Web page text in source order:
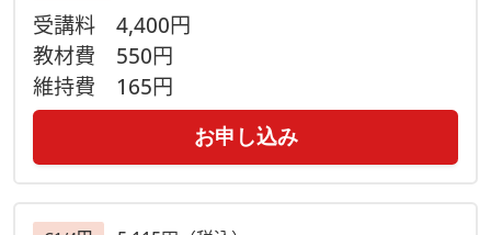
受講料 4,400円
教材費 550円
維持費 165円
お申し込み